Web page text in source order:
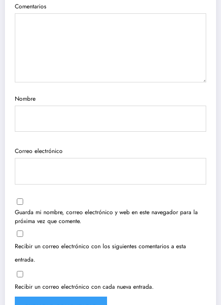
Comentarios
Nombre
Correo electrónico
Guarda mi nombre, correo electrónico y web en este navegador para la
próxima vez que comente.
Recibir un correo electrónico con los siguientes comentarios a esta
entrada.
Recibir un correo electrónico con cada nueva entrada.